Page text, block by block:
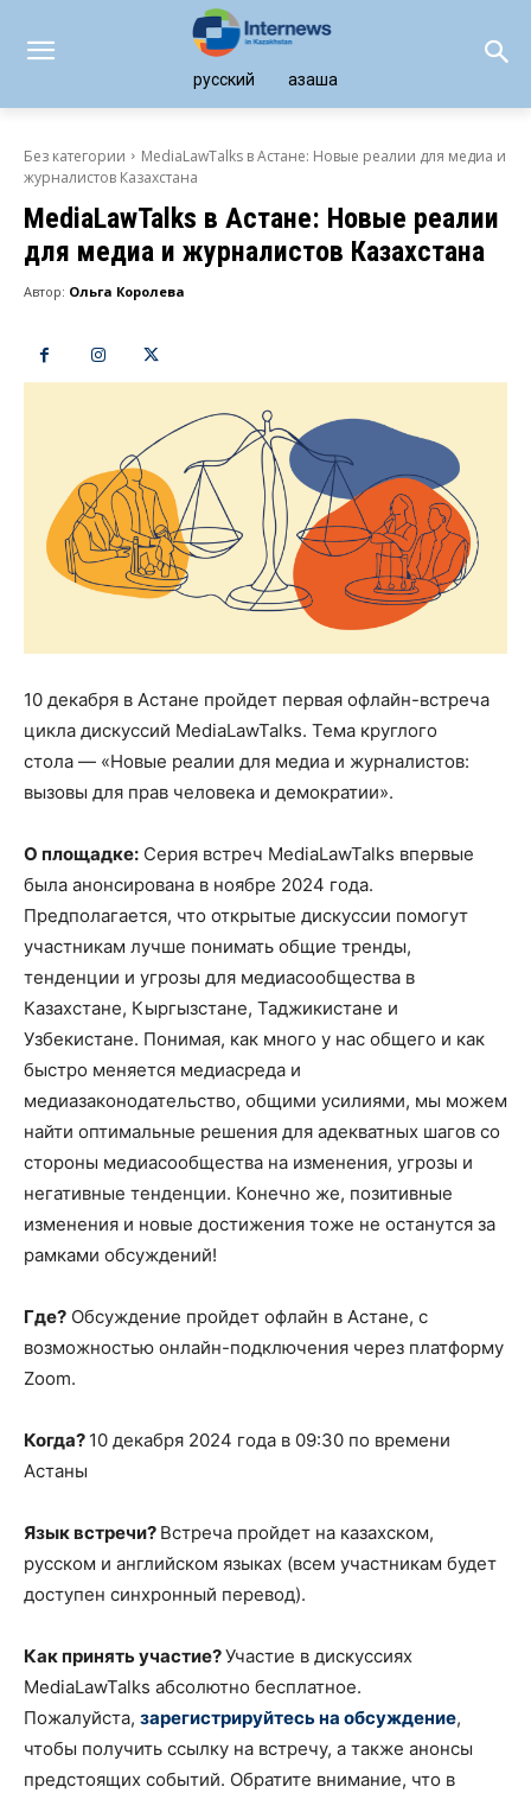
русский қазақша
Без категории
MediaLawTalks в Астане: Новые реалии для медиа и
журналистов Казахстана
MediaLawTalks в Астане: Новые реалии
для медиа и журналистов Казахстана
Автор: Ольга Королева
10 декабря в Астане пройдет первая офлайн-встреча
цикла дискуссий MediaLawTalks. Тема круглого
стола — «Новые реалии для медиа и журналистов:
вызовы для прав человека и демократии».
О площадке: Серия встреч MediaLawTalks впервые
была анонсирована в ноябре 2024 года.
Предполагается, что открытые дискуссии помогут
участникам лучше понимать общие тренды,
тенденции и угрозы для медиасообщества в
Казахстане, Кыргызстане, Таджикистане и
Узбекистане. Понимая, как много у нас общего и как
быстро меняется медиасреда и
медиазаконодательство, общими усилиями, мы можем
найти оптимальные решения для адекватных шагов со
стороны медиасообщества на изменения, угрозы и
негативные тенденции. Конечно же, позитивные
изменения и новые достижения тоже не останутся за
рамками обсуждений!
Где? Обсуждение пройдет офлайн в Астане, с
возможностью онлайн-подключения через платформу
Zoom.
Когда? 10 декабря 2024 года в 09:30 по времени
Астаны
Язык встречи? Встреча пройдет на казахском,
русском и английском языках (всем участникам будет
доступен синхронный перевод).
Как принять участие?Участие в дискуссиях
MediaLawTalks абсолютно бесплатное.
Пожалуйста, зарегистрируйтесь на обсуждение,
чтобы получить ссылку на встречу, а также анонсы
предстоящих событий. Обратите внимание, что в